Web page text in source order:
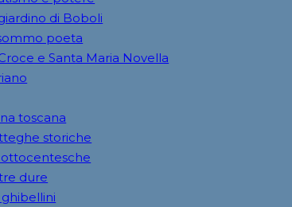
di Boboli
poeta
e Santa Maria Novella
toscana
storiche
ottocentesche
dure